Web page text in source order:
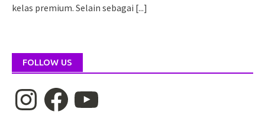
kelas premium. Selain sebagai [...]
FOLLOW US
InstagramFacebookYouTube